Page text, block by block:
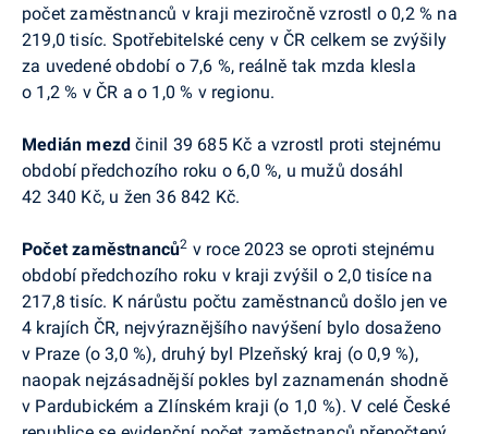
počet zaměstnanců v kraji meziročně vzrostl o 0,2 % na
219,0 tisíc. Spotřebitelské ceny v ČR celkem se zvýšily
za uvedené období o 7,6 %, reálně tak mzda klesla
o 1,2 % v ČR a o 1,0 % v regionu.
Medián mezd činil 39 685 Kč a vzrostl proti stejnému
období předchozího roku o 6,0 %, u mužů dosáhl
42 340 Kč, u žen 36 842 Kč.
Počet zaměstnanců2 v roce 2023 se oproti stejnému
období předchozího roku v kraji zvýšil o 2,0 tisíce na
217,8 tisíc. K nárůstu počtu zaměstnanců došlo jen ve
4 krajích ČR, nejvýraznějšího navýšení bylo dosaženo
v Praze (o 3,0 %), druhý byl Plzeňský kraj (o 0,9 %),
naopak nejzásadnější pokles byl zaznamenán shodně
v Pardubickém a Zlínském kraji (o 1,0 %). V celé České